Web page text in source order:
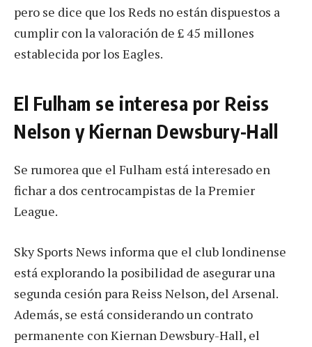
pero se dice que los Reds no están dispuestos a
cumplir con la valoración de £ 45 millones
establecida por los Eagles.
El Fulham se interesa por Reiss
Nelson y Kiernan Dewsbury-Hall
Se rumorea que el Fulham está interesado en
fichar a dos centrocampistas de la Premier
League.
Sky Sports News informa que el club londinense
está explorando la posibilidad de asegurar una
segunda cesión para Reiss Nelson, del Arsenal.
Además, se está considerando un contrato
permanente con Kiernan Dewsbury-Hall, el